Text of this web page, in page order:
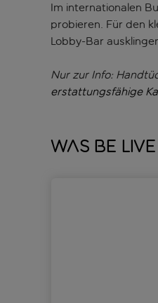
Im internationalen
probieren. Für den
Lobby-Bar
Nur zur Info:
erstattungsfähige
Was Be